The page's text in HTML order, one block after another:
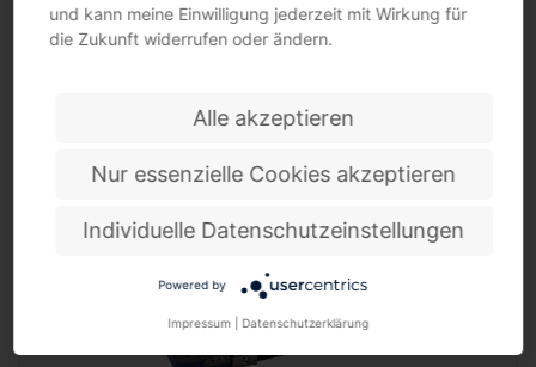
und kann meine Einwilligung jederzeit mit Wirkung für
die Zukunft widerrufen oder ändern.
Alle akzeptieren
Nur essenzielle Cookies akzeptieren
Individuelle Datenschutzeinstellungen
Powered by
Impressum Datenschutzerklärung